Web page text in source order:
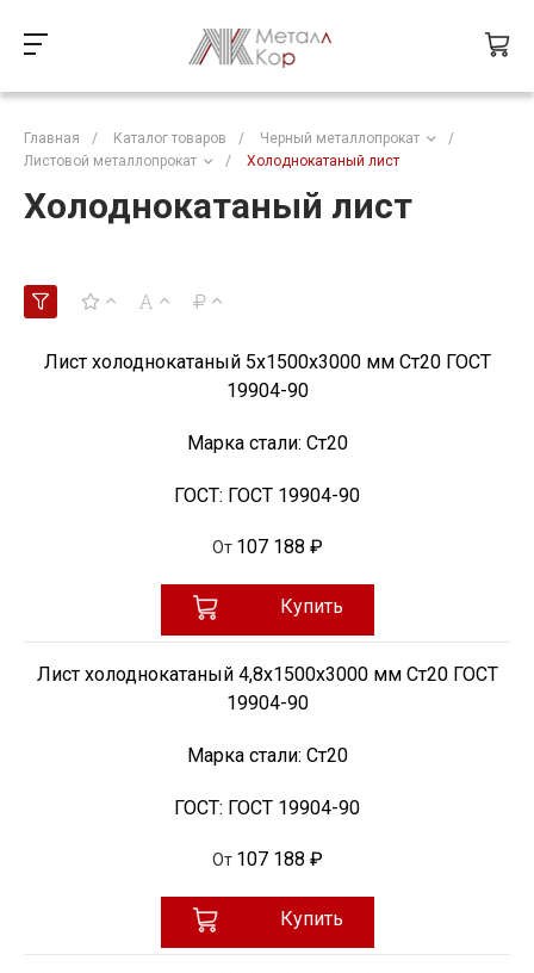
Главная / Каталог товаров / Черный металлопрокат
/
Листовой металлопрокат
/ Холоднокатаный лист
Холоднокатаный лист
Лист холоднокатаный 5х1500х3000 мм Ст20 ГОСТ
19904-90
Марка стали: Ст20
ГОСТ: ГОСТ 19904-90
От 107 188 ₽
Купить
Лист холоднокатаный 4,8х1500х3000 мм Ст20 ГОСТ
19904-90
Марка стали: Ст20
ГОСТ: ГОСТ 19904-90
От 107 188 ₽
Купить